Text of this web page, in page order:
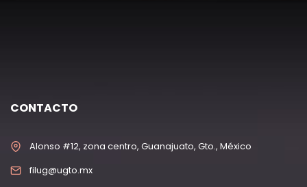
CONTACTO
Alonso #12, zona centro, Guanajuato, Gto., México
filug@ugto.mx